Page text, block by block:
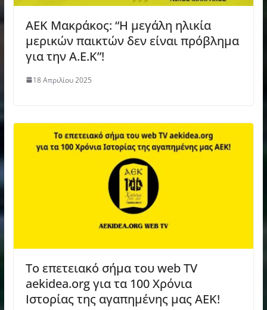
ΑΕΚ Μακράκος: “Η μεγάλη ηλικία
μερικών παικτών δεν είναι πρόβλημα
για την Α.Ε.Κ”!
18 Απριλίου 2025
Το επετειακό σήμα του web TV
aekidea.org για τα 100 Χρόνια
Ιστορίας της αγαπημένης μας ΑΕΚ!